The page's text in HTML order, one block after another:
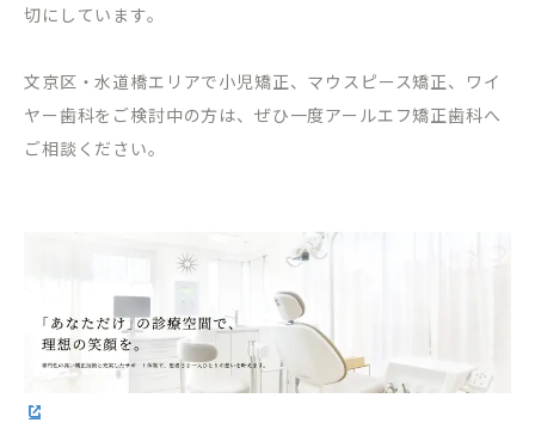
切にしています。
文京区・水道橋エリアで小児矯正、マウスピース矯正、ワイ
ヤー歯科をご検討中の方は、ぜひ一度アールエフ矯正歯科へ
ご相談ください。